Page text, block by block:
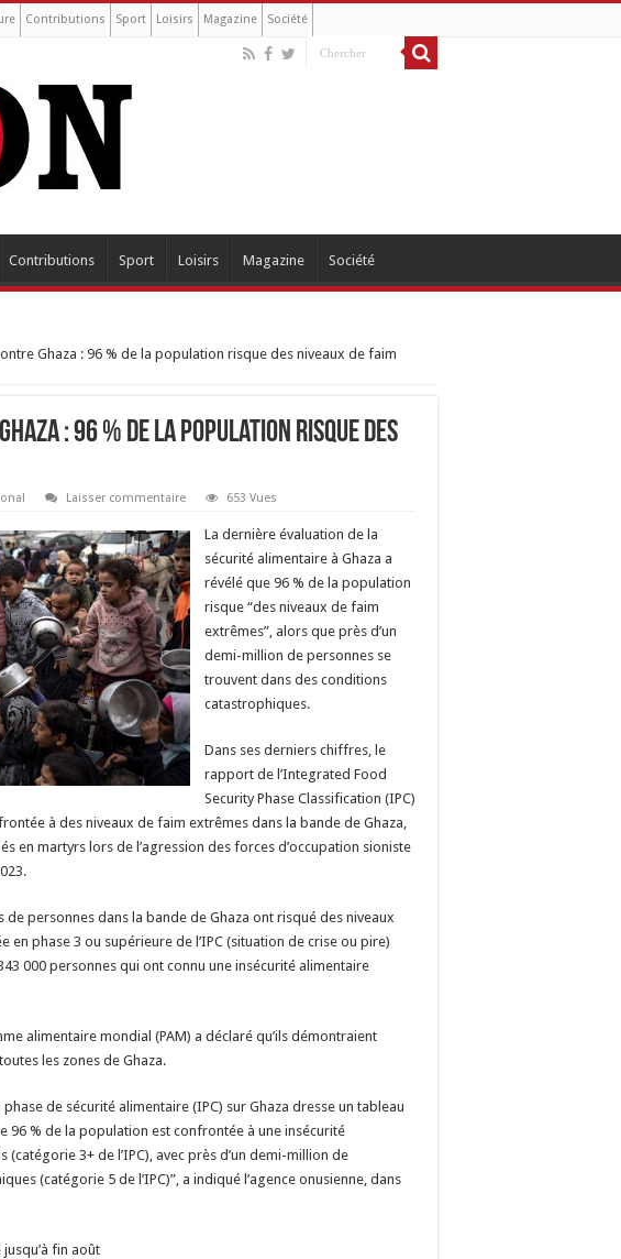
Contributions Sport Loisirs Magazine Société
Contributions Sport Loisirs Magazine Société
Ghaza : 96 % de la population risque des niveaux de faim
: 96 % de la population risque des
Laisser commentaire 653 Vues
La dernière évaluation de la
sécurité alimentaire à Ghaza a
révélé que 96 % de la population
risque “des niveaux de faim
extrêmes”, alors que près d’un
demi-million de personnes se
trouvent dans des conditions
catastrophiques.
Dans ses derniers chiffres, le
rapport de l’Integrated Food
Security Phase Classification (IPC)
à des niveaux de faim extrêmes dans la bande de Ghaza,
en martyrs lors de l’agression des forces d’occupation sioniste
de personnes dans la bande de Ghaza ont risqué des niveaux
en phase 3 ou supérieure de l’IPC (situation de crise ou pire)
000 personnes qui ont connu une insécurité alimentaire
alimentaire mondial (PAM) a déclaré qu’ils démontraient
les zones de Ghaza.
de sécurité alimentaire (IPC) sur Ghaza dresse un tableau
96 % de la population est confrontée à une insécurité
3+ de l’IPC), avec près d’un demi-million de
(catégorie 5 de l’IPC)”, a indiqué l’agence onusienne, dans
jusqu’à fin août